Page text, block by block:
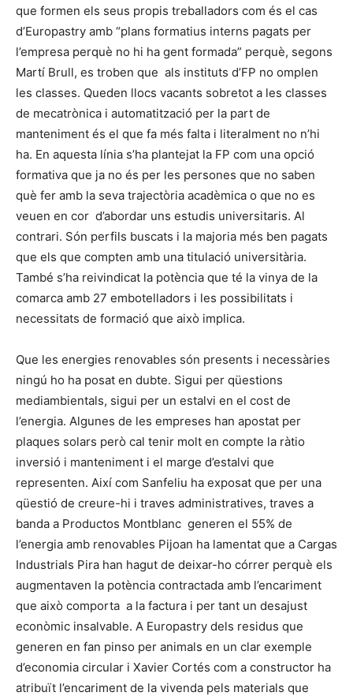
que formen els seus propis treballadors com és el cas
d’Europastry amb “plans formatius interns pagats per
l’empresa perquè no hi ha gent formada” perquè, segons
Martí Brull, es troben que als instituts d’FP no omplen
les classes. Queden llocs vacants sobretot a les classes
de mecatrònica i automatització per la part de
manteniment és el que fa més falta i literalment no n’hi
ha. En aquesta línia s’ha plantejat la FP com una opció
formativa que ja no és per les persones que no saben
què fer amb la seva trajectòria acadèmica o que no es
veuen en cor d’abordar uns estudis universitaris. Al
contrari. Són perfils buscats i la majoria més ben pagats
que els que compten amb una titulació universitària.
També s’ha reivindicat la potència que té la vinya de la
comarca amb 27 embotelladors i les possibilitats i
necessitats de formació que això implica.
Que les energies renovables són presents i necessàries
ningú ho ha posat en dubte. Sigui per qüestions
mediambientals, sigui per un estalvi en el cost de
l’energia. Algunes de les empreses han apostat per
plaques solars però cal tenir molt en compte la ràtio
inversió i manteniment i el marge d’estalvi que
representen. Així com Sanfeliu ha exposat que per una
qüestió de creure-hi i traves administratives, traves a
banda a Productos Montblanc generen el 55% de
l’energia amb renovables Pijoan ha lamentat que a Cargas
Industrials Pira han hagut de deixar-ho córrer perquè els
augmentaven la potència contractada amb l’encariment
que això comporta a la factura i per tant un desajust
econòmic insalvable. A Europastry dels residus que
generen en fan pinso per animals en un clar exemple
d’economia circular i Xavier Cortés com a constructor ha
atribuït l’encariment de la vivenda pels materials que